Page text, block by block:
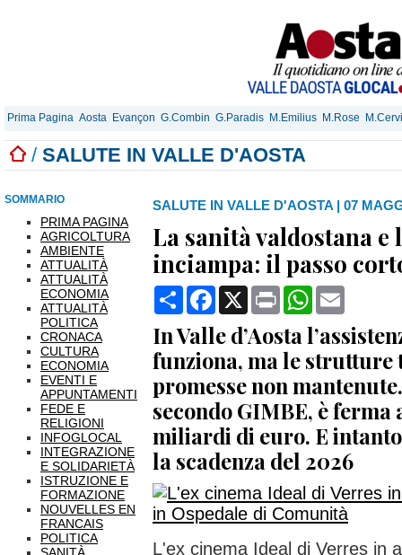
Prima Pagina Aosta Evançon G.Combin G.Paradis M.Emilius M.Rose
/ SALUTE IN VALLE D'AOSTA
SOMMARIO
PRIMA PAGINA
AGRICOLTURA
AMBIENTE
ATTUALITÀ
ATTUALITÀ
ECONOMIA
ATTUALITÀ
POLITICA
CRONACA
CULTURA
ECONOMIA
EVENTI E
APPUNTAMENTI
FEDE E
RELIGIONI
INFOGLOCAL
INTEGRAZIONE
E SOLIDARIETÀ
ISTRUZIONE E
FORMAZIONE
NOUVELLES EN
FRANCAIS
POLITICA
SALUTE IN VALLE D'AOSTA | 07
La sanità valdostana
inciampa: il passo
CondividiFacebook
X Print WhatsApp
In Valle d’Aosta
funziona, ma le
promesse non
secondo GIMBE, è
miliardi di euro. E
la scadenza del 2026
L'ex cinema Ideal di Verres in